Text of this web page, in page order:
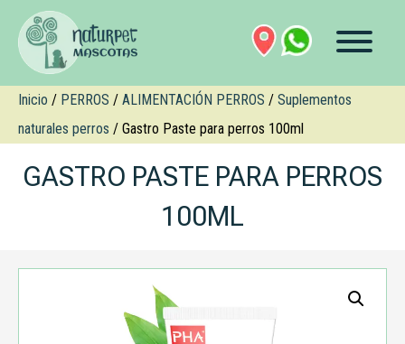
Inicio / PERROS / ALIMENTACIÓN PERROS / Suplementos
naturales perros / Gastro Paste para perros 100ml
GASTRO PASTE PARA PERROS
100ML